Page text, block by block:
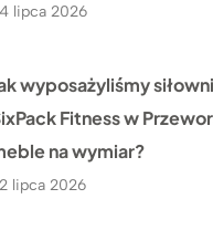
lipca 2026
wyposażyliśmy
Fitness w
na wymiar?
lipca 2026